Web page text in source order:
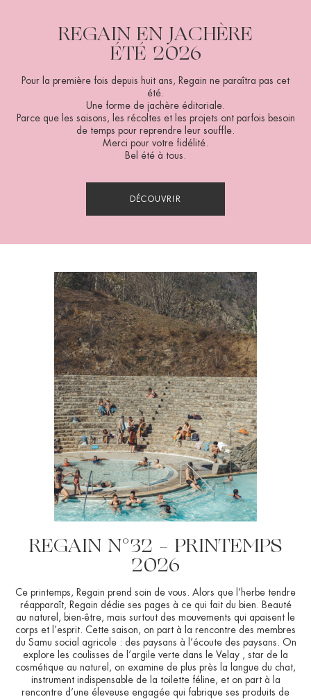
REGAIN EN JACHÈRE
ÉTÉ 2026
Pour la première fois depuis huit ans, Regain ne paraîtra pas cet
été.
Une forme de jachère éditoriale.
Parce que les saisons, les récoltes et les projets ont parfois besoin
de temps pour reprendre leur souffle.
Merci pour votre fidélité.
Bel été à tous.
DÉCOUVRIR
REGAIN N°32 – PRINTEMPS
2026
Ce printemps, Regain prend soin de vous. Alors que l’herbe tendre
réapparaît, Regain dédie ses pages à ce qui fait du bien. Beauté
au naturel, bien-être, mais surtout des mouvements qui apaisent le
corps et l’esprit. Cette saison, on part à la rencontre des membres
du Samu social agricole : des paysans à l’écoute des paysans. On
explore les coulisses de l’argile verte dans le Velay , star de la
cosmétique au naturel, on examine de plus près la langue du chat,
instrument indispensable de la toilette féline, et on part à la
rencontre d’une éleveuse engagée qui fabrique ses produits de